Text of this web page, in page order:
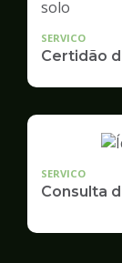
SERVICO
Certidão
SERVICO
Consulta